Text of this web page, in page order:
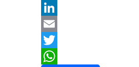
Facebook
LinkedIn
Email
Twitter